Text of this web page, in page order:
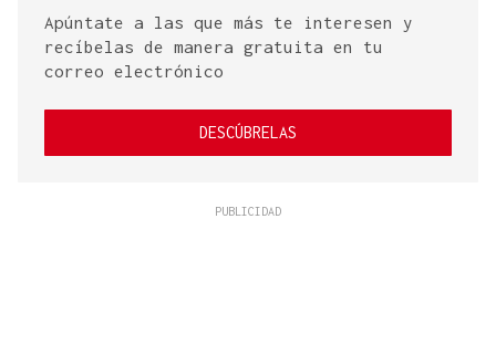
Apúntate a las que más te interesen y
recíbelas de manera gratuita en tu
correo electrónico
DESCÚBRELAS